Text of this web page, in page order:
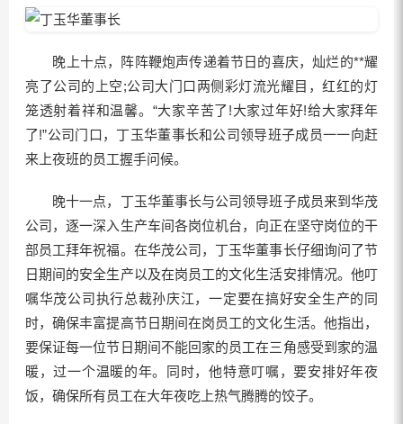
晚上十点，阵阵鞭炮声传递着节日的喜庆，灿烂的**耀
亮了公司的上空;公司大门口两侧彩灯流光耀目，红红的灯
笼透射着祥和温馨。“大家辛苦了!大家过年好!给大家拜年
了!”公司门口，丁玉华董事长和公司领导班子成员一一向赶
来上夜班的员工握手问候。
晚十一点，丁玉华董事长与公司领导班子成员来到华茂
公司，逐一深入生产车间各岗位机台，向正在坚守岗位的干
部员工拜年祝福。在华茂公司，丁玉华董事长仔细询问了节
日期间的安全生产以及在岗员工的文化生活安排情况。他叮
嘱华茂公司执行总裁孙庆江，一定要在搞好安全生产的同
时，确保丰富提高节日期间在岗员工的文化生活。他指出，
要保证每一位节日期间不能回家的员工在三角感受到家的温
暖，过一个温暖的年。同时，他特意叮嘱，要安排好年夜
饭，确保所有员工在大年夜吃上热气腾腾的饺子。